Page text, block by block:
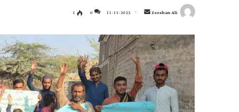
Zeeshan Ali
Send
email
11-11-2022
0
1